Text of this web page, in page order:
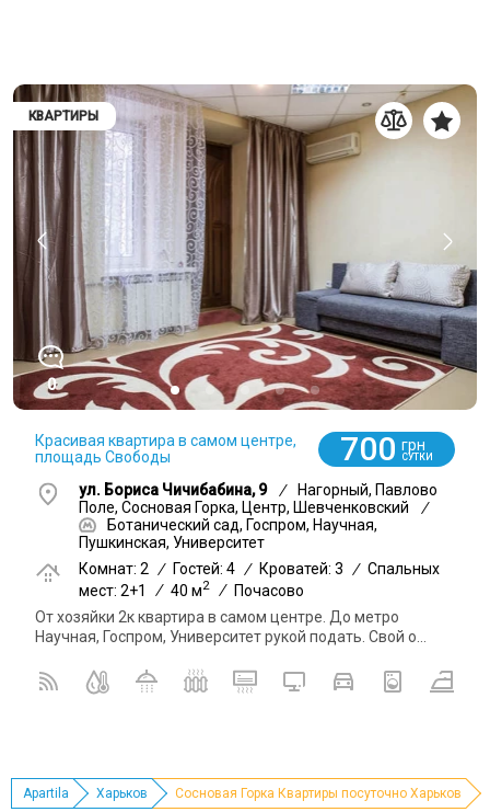
КВАРТИРЫ
0
Красивая квартира в самом центре,
площадь Свободы
700 грн
СУТКИ
ул. Бориса Чичибабина, 9 /
Нагорный, Павлово
Поле, Сосновая Горка, Центр, Шевченковский
/
Ботанический сад, Госпром, Научная,
Пушкинская, Университет
Комнат: 2
/ Гостей: 4 / Кроватей: 3 / Спальных
мест: 2+1
/ 40 м2 / Почасово
От хозяйки 2к квартира в самом центре. До метро
Научная, Госпром, Университет рукой подать. Свой о...
Apartila Харьков Сосновая Горка Квартиры посуточно Харьков